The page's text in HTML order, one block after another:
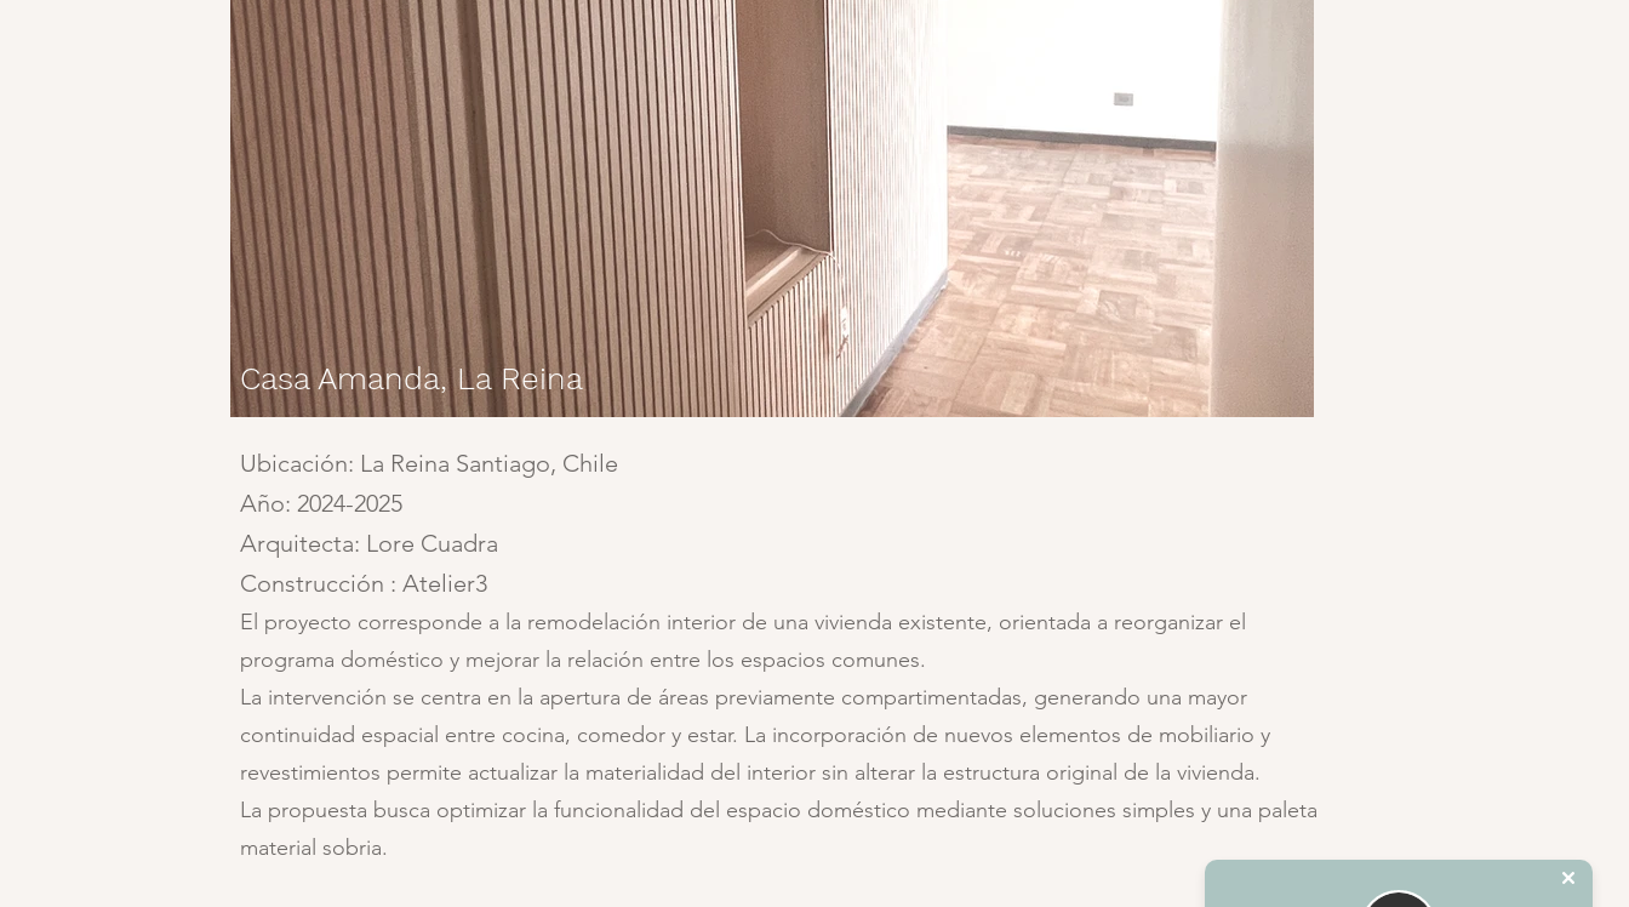
Casa Amanda, La Reina
Ubicación: La Reina Santiago, Chile
Año: 2024-2025
Arquitecta: Lore Cuadra
Construcción : Atelier3
El proyecto corresponde a la remodelación interior de una vivienda existente, orientada a reorganizar el
programa doméstico y mejorar la relación entre los espacios comunes.
La intervención se centra en la apertura de áreas previamente compartimentadas, generando una mayor
continuidad espacial entre cocina, comedor y estar. La incorporación de nuevos elementos de mobiliario y
revestimientos permite actualizar la materialidad del interior sin alterar la estructura original de la vivienda.
La propuesta busca optimizar la funcionalidad del espacio doméstico mediante soluciones simples y una paleta
material sobria.